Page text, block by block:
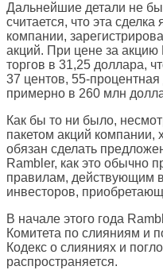
Дальнейшие детали не
считается, что эта
компании,
акций. При цене за
торгов в 31,25 доллара,
37 центов, 55-
примерно в 260 млн
Как бы то ни было,
пакетом акций
обязан сделать
Rambler, как это обычно
правилам, действующим
инвесторов,
В начале этого года
Комитета по слияниям и
Кодекс о слияниях и
распространяется.